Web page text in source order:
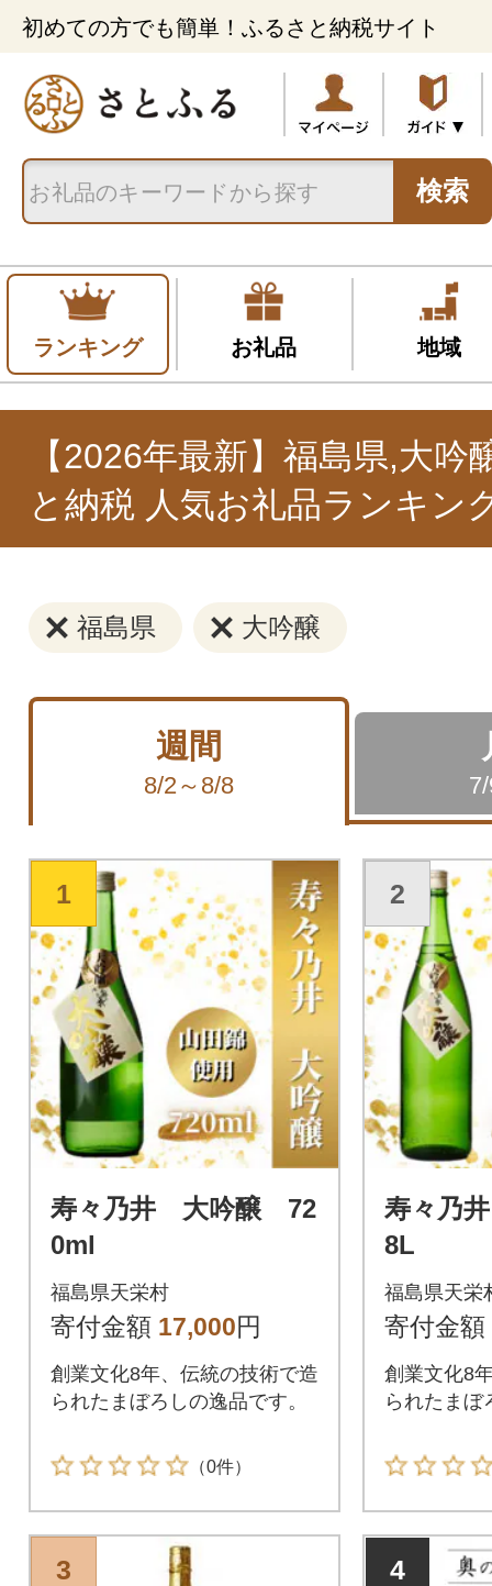
初めての方でも簡単！ふるさと納税サイト
検索
ランキング お礼品 地域
【2026年最新】福島県,大吟
と納税 人気お礼品ランキン
福島県 大吟醸
週間
8/2～8/8
1
寿々乃井 大吟醸 72
0ml
福島県天栄村
寄付金額 17,000円
創業文化8年、伝統の技術で造
られたまぼろしの逸品です。
（0件）
2
寿々乃
8L
福島県天栄
寄付金額
創業文化8
られたまぼ
3 4